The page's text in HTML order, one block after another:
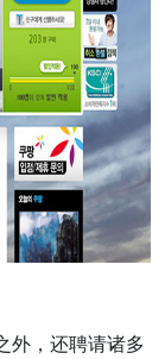
外，还聘请诸多